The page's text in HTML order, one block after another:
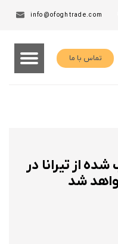
info@ofoghtrade.com
تماس با ما
از تیرانا در
شد